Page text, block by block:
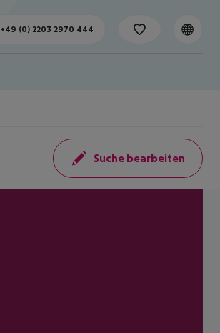
+49 (0) 2203 2970 444
Suche bearbeiten